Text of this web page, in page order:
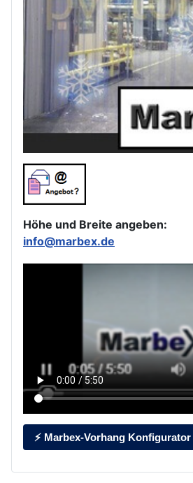
Höhe und Breite angeben:
info@marbex.de
⚡ Marbex-Vorhang Konfigurator